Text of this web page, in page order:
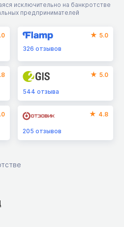
исключительно на банкротстве
предпринимателей
5.0
326отзывов
5.0
544отзыва
4.8
205отзывов